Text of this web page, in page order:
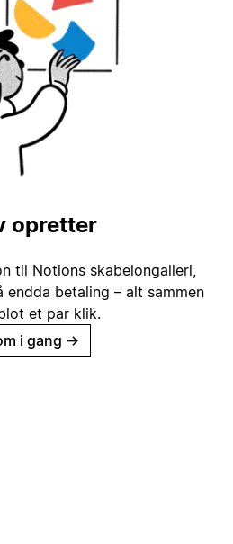
opretter
til Notions skabelongalleri,
betaling – alt sammen
et par klik.
i gang →